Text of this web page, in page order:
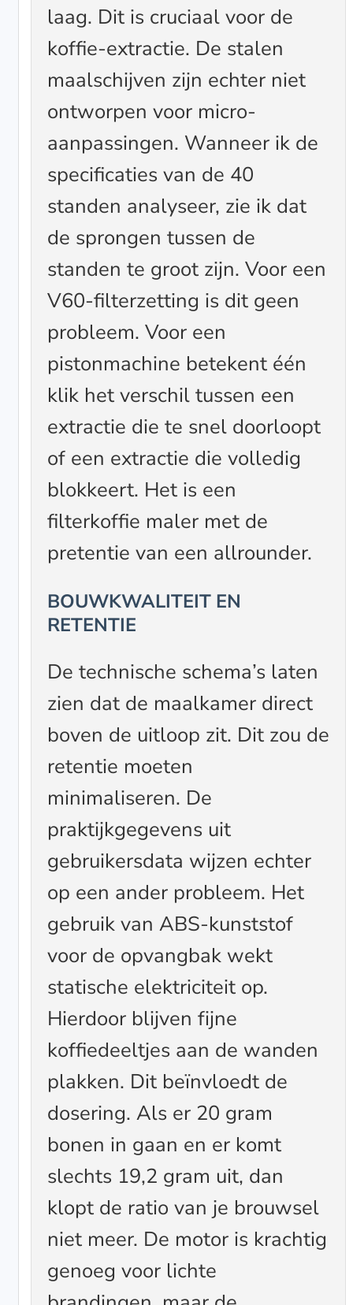
laag. Dit is cruciaal voor de
koffie-extractie. De stalen
maalschijven zijn echter niet
ontworpen voor micro-
aanpassingen. Wanneer ik de
specificaties van de 40
standen analyseer, zie ik dat
de sprongen tussen de
standen te groot zijn. Voor een
V60-filterzetting is dit geen
probleem. Voor een
pistonmachine betekent één
klik het verschil tussen een
extractie die te snel doorloopt
of een extractie die volledig
blokkeert. Het is een
filterkoffie maler met de
pretentie van een allrounder.
BOUWKWALITEIT EN
RETENTIE
De technische schema’s laten
zien dat de maalkamer direct
boven de uitloop zit. Dit zou de
retentie moeten
minimaliseren. De
praktijkgegevens uit
gebruikersdata wijzen echter
op een ander probleem. Het
gebruik van ABS-kunststof
voor de opvangbak wekt
statische elektriciteit op.
Hierdoor blijven fijne
koffiedeeltjes aan de wanden
plakken. Dit beïnvloedt de
dosering. Als er 20 gram
bonen in gaan en er komt
slechts 19,2 gram uit, dan
klopt de ratio van je brouwsel
niet meer. De motor is krachtig
genoeg voor lichte